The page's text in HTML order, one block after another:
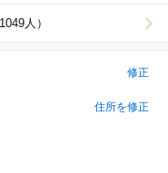
人）
修正
住所を修正